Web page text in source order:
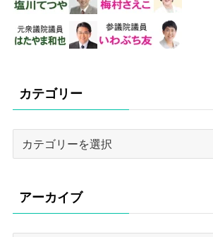
カテゴリー
リ
ー
アーカイブ